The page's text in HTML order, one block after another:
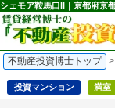
不動産投資博士トップ >
投資マンション 満室